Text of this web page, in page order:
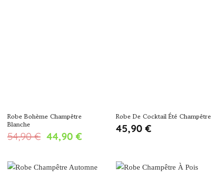
Robe Bohème Champêtre
Blanche
54,90€ Le
initial
était :
44,90 €Le
Robe De Cocktail Été Champêtre
45,90 €